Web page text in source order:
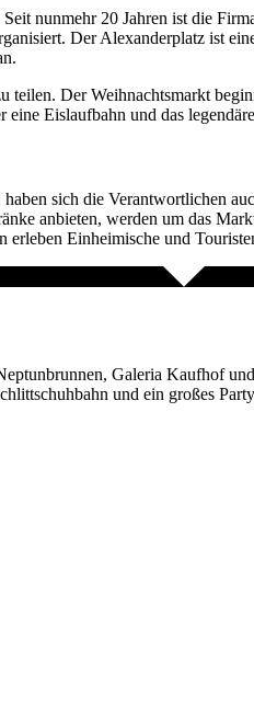
nunmehr 20 Jahren ist die
Der Alexanderplatz ist
teilen. Der Weihnachtsmarkt
Eislaufbahn und das
sich die Verantwortlichen
anbieten, werden um das
Einheimische und
Galeria Kaufhof
und ein großes